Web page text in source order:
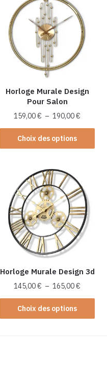
Horloge Murale Design
Pour Salon
159,00€ – 190,00€
de
159,00
Choix des options
Ce
produit
plusieurs
variations.
Les
options
peuvent
être
choisies
sur
la
page
produit
Horloge Murale Design 3d
145,00€ – 165,00€
de
145,00
Choix des options
Ce
produit